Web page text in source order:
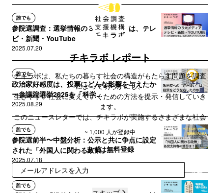
誰でも
参院選調査：選挙情報の３大メディアは、テレ
ビ・新聞・YouTube
2025.07.20
誰でも
政治家好感度は、投票にどんな影響を与えたか
ー参議院選挙2025を「科学...
2025.08.29
誰でも
参院選前半〜中盤分析：公示と共に争点に設定
された「外国人に関わる政策」...
2025.07.18
誰でも
チキラボ レポート
チキラボは、私たちの暮らす社会の構造がもたらす問題を調査
によって明らかにし、
生きやすい社会に変えていくための方法を提示・発信していき
ます。
このニュースレターでは、チキラボが実施するさまざまな社会
課題に対する調査や活動のレポートを不定期で配信します。
~ 1,000 人が登録中
まずは無料登録